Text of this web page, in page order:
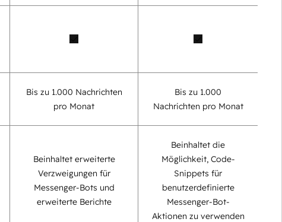
Bis zu 1.000 Nachrichten
pro Monat
Bis zu 1.000
Nachrichten pro Monat
Beinhaltet erweiterte
Verzweigungen für
Messenger-Bots und
erweiterte Berichte
Beinhaltet die
Möglichkeit, Code-
Snippets für
benutzerdefinierte
Messenger-Bot-
Aktionen zu verwenden